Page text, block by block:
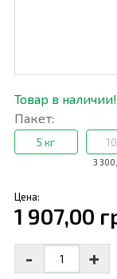
Товар в наличии!
Пакет:
5 кг
3
Цена:
1 907,00
- +